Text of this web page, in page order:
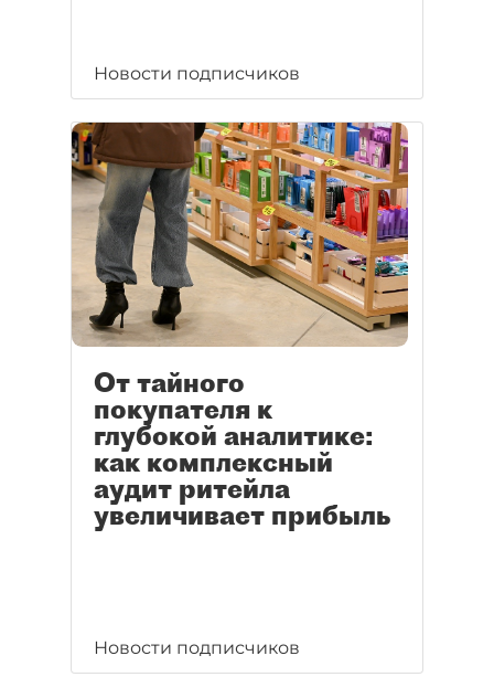
Новости подписчиков
От тайного
покупателя к
глубокой аналитике:
как комплексный
аудит ритейла
увеличивает прибыль
Новости подписчиков